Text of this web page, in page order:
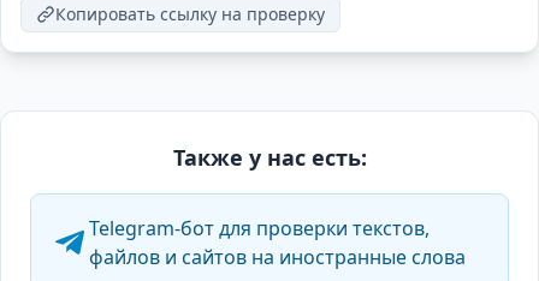
Копировать ссылку на проверку
Также у нас есть:
Telegram-бот для проверки текстов,
файлов и сайтов на иностранные слова